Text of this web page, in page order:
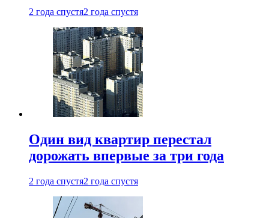
2 года спустя2 года спустя
Один вид квартир перестал
дорожать впервые за три года
2 года спустя2 года спустя